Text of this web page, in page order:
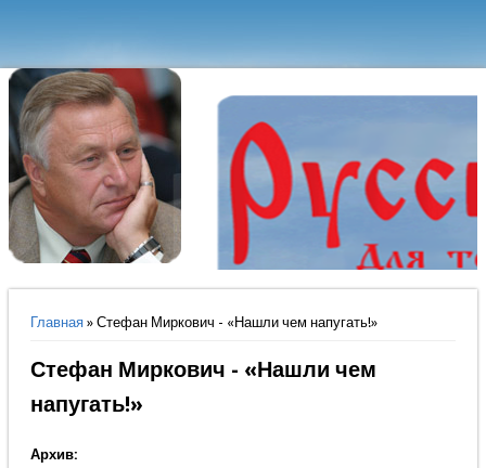
Вы здесь
Главная» Стефан Миркович - «Нашли чем напугать!»
Стефан Миркович - «Нашли чем
напугать!»
Архив: